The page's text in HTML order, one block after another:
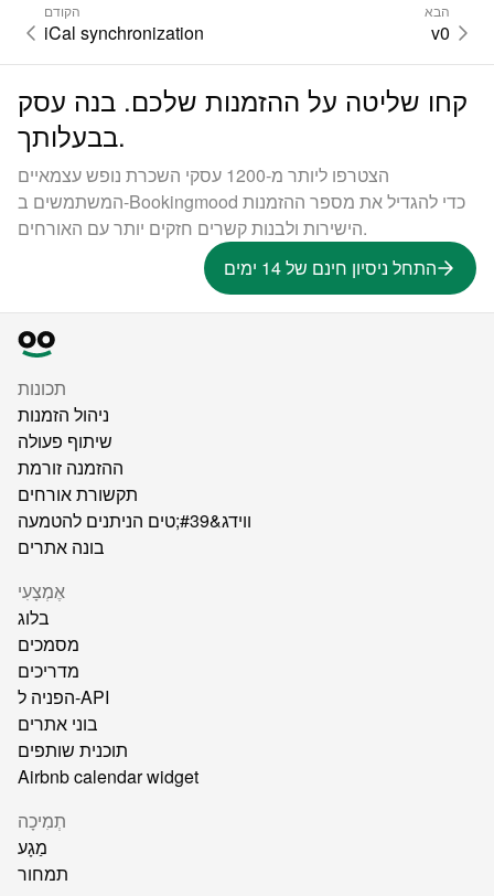
הקודם
iCal synchronization
הבא
v0
קחו שליטה על ההזמנות שלכם. בנה עסק
בבעלותך.
הצטרפו ליותר מ-1200 עסקי השכרת נופש עצמאיים
המשתמשים ב-Bookingmood כדי להגדיל את מספר ההזמנות
הישירות ולבנות קשרים חזקים יותר עם האורחים.
התחל ניסיון חינם של 14 ימים
תכונות
ניהול הזמנות
שיתוף פעולה
ההזמנה זורמת
תקשורת אורחים
ווידג&#39;טים הניתנים להטמעה
בונה אתרים
אֶמְצָעִי
בלוג
מסמכים
מדריכים
הפניה ל-API
בוני אתרים
תוכנית שותפים
Airbnb calendar widget
תְמִיכָה
מַגָע
תמחור